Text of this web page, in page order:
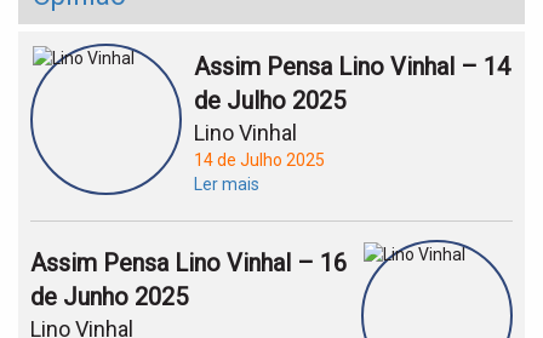
Assim Pensa Lino Vinhal – 14
de Julho 2025
Lino Vinhal
14 de Julho 2025
Ler mais
Assim Pensa Lino Vinhal – 16
de Junho 2025
Lino Vinhal